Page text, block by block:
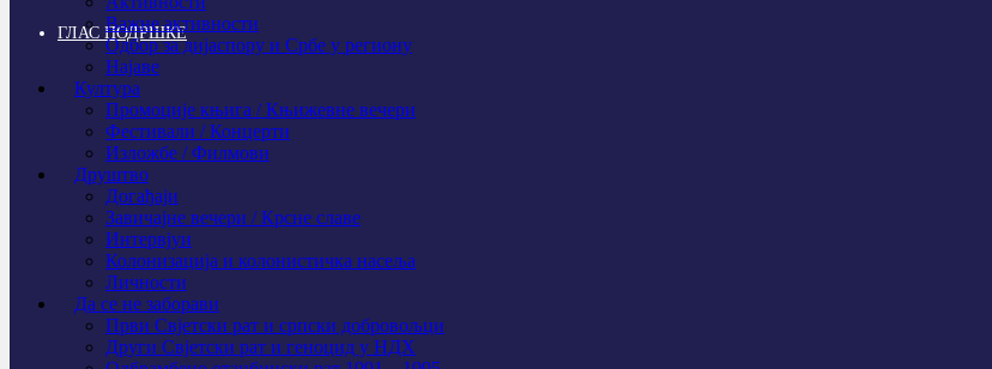
ГЛАС ПОДРШКЕ
Важне активности
Одбор за дијаспору и Србе у региону
Најаве
Култура
Промоције књига / Књижевне вечери
Фестивали / Концерти
Изложбе / Филмови
Друштво
Догађаји
Завичајне вечери / Крсне славе
Интервјуи
Колонизација и колонистичка насеља
Личности
Да се не заборави
Први Свјeтски рат и српски добровољци
Други Свјетски рат и геноцид у НДХ